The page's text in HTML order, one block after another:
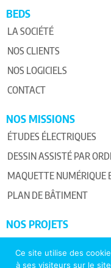
BEDS
LA SOCIÉTÉ
NOS CLIENTS
NOS LOGICIELS
CONTACT
NOS MISSIONS
ÉTUDES ÉLECTRIQUES
DESSIN ASSISTÉ PAR
MAQUETTE NUMÉRIQUE
PLAN DE BÂTIMENT
NOS PROJETS
PROJETS INDUSTRIELS
Ce site utilise des
à ses visiteurs sur le